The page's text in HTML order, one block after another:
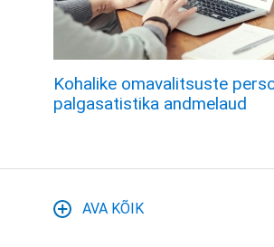
Kohalike omavalitsuste
palgasatistika andmelaud
AVA KÕIK